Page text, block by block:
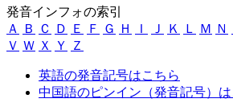
発音インフォの索引
Ａ
Ｂ Ｃ Ｄ Ｅ Ｆ Ｇ Ｈ Ｉ Ｊ Ｋ Ｌ Ｍ Ｎ
Ｖ Ｗ Ｘ Ｙ Ｚ
英語の発音記号はこちら
中国語のピンイン（発音記号）は